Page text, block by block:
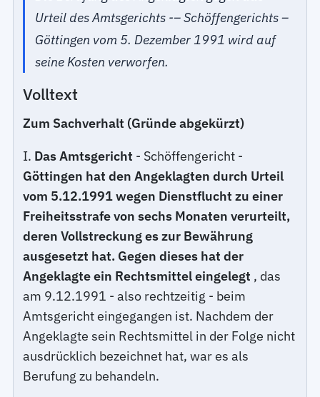
Urteil des Amtsgerichts -– Schöffengerichts –
Göttingen vom 5. Dezember 1991 wird auf
seine Kosten verworfen.
Volltext
Zum Sachverhalt (Gründe abgekürzt)
I. Das Amtsgericht - Schöffengericht -
Göttingen hat den Angeklagten durch Urteil
vom 5.12.1991 wegen Dienstflucht zu einer
Freiheitsstrafe von sechs Monaten verurteilt,
deren Vollstreckung es zur Bewährung
ausgesetzt hat. Gegen dieses hat der
Angeklagte ein Rechtsmittel eingelegt , das
am 9.12.1991 - also rechtzeitig - beim
Amtsgericht eingegangen ist. Nachdem der
Angeklagte sein Rechtsmittel in der Folge nicht
ausdrücklich bezeichnet hat, war es als
Berufung zu behandeln.